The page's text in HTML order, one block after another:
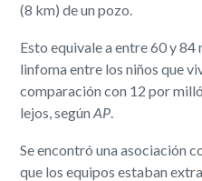
(8 km) de un pozo.
Esto equivale a entre 60 y
linfoma entre los niños que
comparación con 12 por
lejos, segúnAP.
Se encontró una asociación
que los equipos estaban